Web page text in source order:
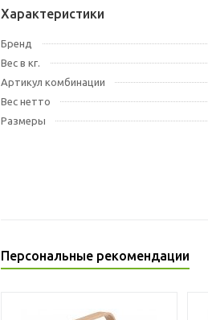
Характеристики
Бренд
Вес в кг.
Артикул комбинации
Вес нетто
Размеры
Персональные рекомендации